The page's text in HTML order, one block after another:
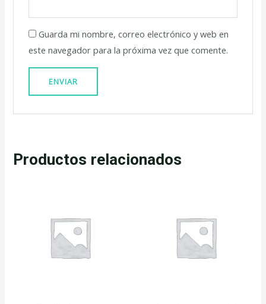
Guarda mi nombre, correo electrónico y web en
este navegador para la próxima vez que comente.
Productos relacionados